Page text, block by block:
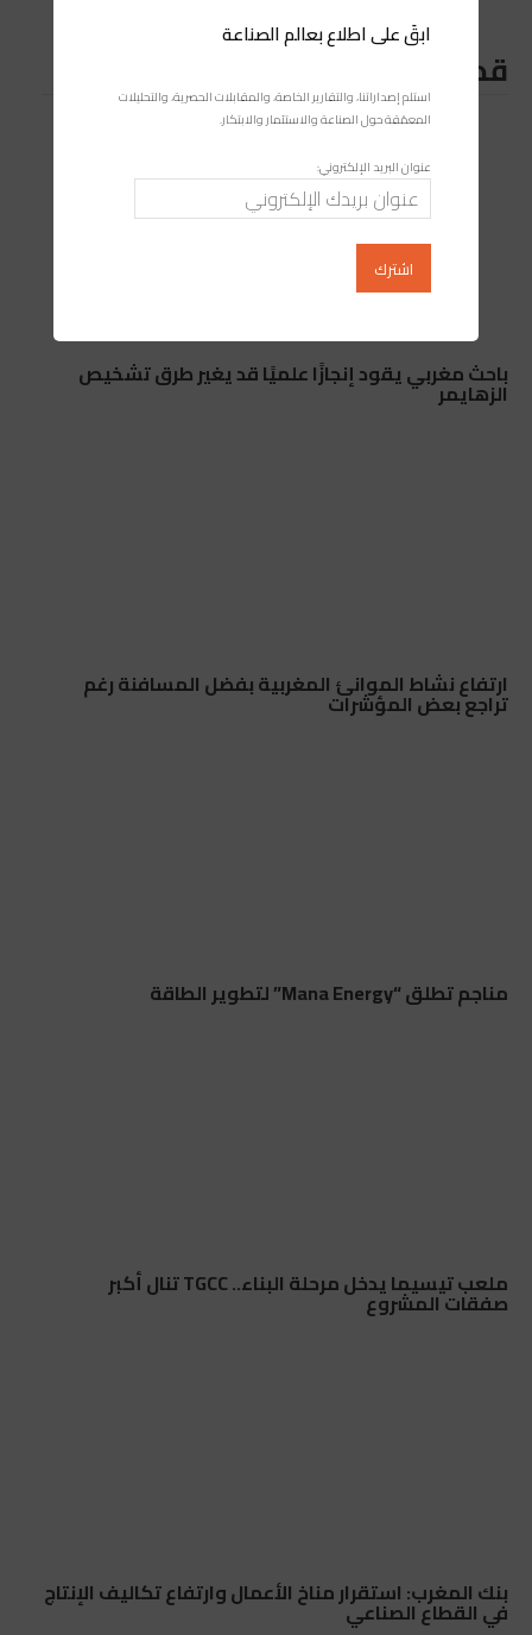
قد يعجبك ايضا
باحث مغربي يقود إنجازًا علميًا قد يغير طرق تشخيص
الزهايمر
ارتفاع نشاط الموانئ المغربية بفضل المسافنة رغم
تراجع بعض المؤشرات
مناجم تطلق “Mana Energy” لتطوير الطاقة
ملعب تيسيما يدخل مرحلة البناء.. TGCC تنال أكبر
صفقات المشروع
بنك المغرب: استقرار مناخ الأعمال وارتفاع تكاليف الإنتاج
في القطاع الصناعي
ابقَ على اطلاع بعالم الصناعة
استلم إصداراتنا، والتقارير الخاصة، والمقابلات الحصرية، والتحليلات
المعمّقة حول الصناعة والاستثمار والابتكار.
عنوان البريد الإلكتروني: